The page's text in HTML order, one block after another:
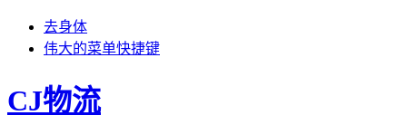
去身体
伟大的菜单快捷键
CJ物流